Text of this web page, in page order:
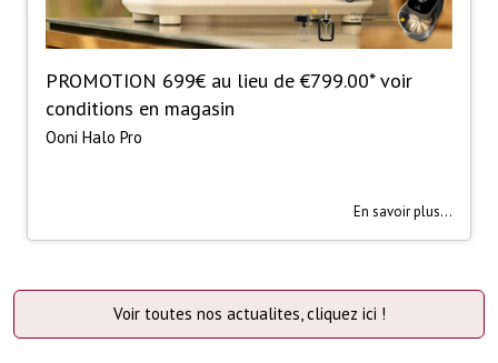
PROMOTION 699€ au lieu de €799.00* voir
conditions en magasin
Ooni Halo Pro
En savoir plus...
Voir toutes nos actualites, cliquez ici !